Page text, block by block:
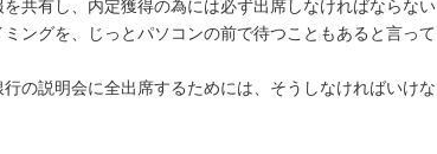
ングを、じっとパソコンの前で待つこともあると言って
の説明会に全出席するためには、そうしなければいけな